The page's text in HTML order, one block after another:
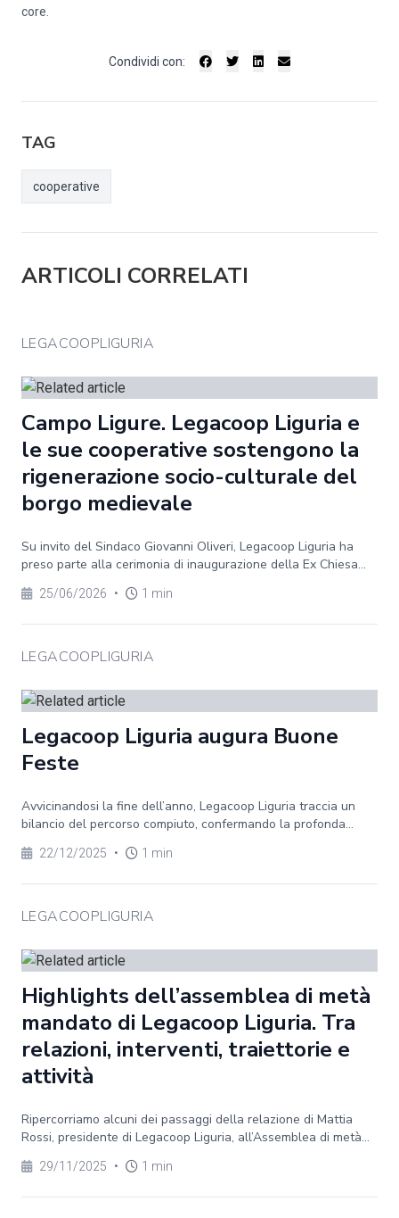
core.
Condividi con:
TAG
cooperative
ARTICOLI CORRELATI
LEGACOOPLIGURIA
Campo Ligure. Legacoop Liguria e
le sue cooperative sostengono la
rigenerazione socio-culturale del
borgo medievale
Su invito del Sindaco Giovanni Oliveri, Legacoop Liguria ha
preso parte alla cerimonia di inaugurazione della Ex Chiesa...
25/06/2026 • 1 min
LEGACOOPLIGURIA
Legacoop Liguria augura Buone
Feste
Avvicinandosi la fine dell’anno, Legacoop Liguria traccia un
bilancio del percorso compiuto, confermando la profonda...
22/12/2025 • 1 min
LEGACOOPLIGURIA
Highlights dell’assemblea di metà
mandato di Legacoop Liguria. Tra
relazioni, interventi, traiettorie e
attività
Ripercorriamo alcuni dei passaggi della relazione di Mattia
Rossi, presidente di Legacoop Liguria, all’Assemblea di metà...
29/11/2025 • 1 min